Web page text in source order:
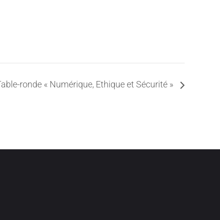
ronde « Numérique, Ethique et Sécurité »